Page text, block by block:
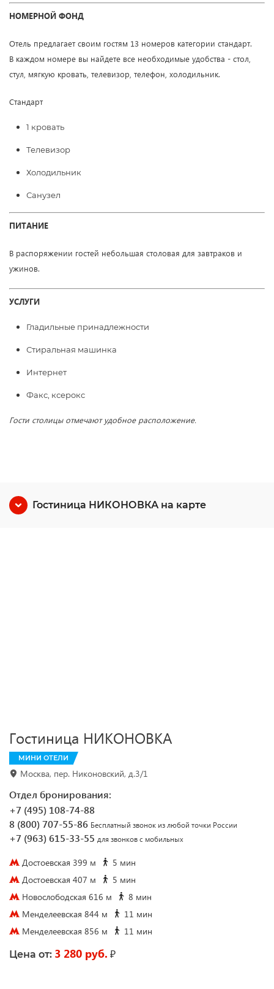
НОМЕРНОЙ ФОНД
Отель предлагает своим гостям 13 номеров категории стандарт.
В каждом номере вы найдете все необходимые удобства - стол,
стул, мягкую кровать, телевизор, телефон, холодильник.
Стандарт
1 кровать
Телевизор
Холодильник
Санузел
ПИТАНИЕ
В распоряжении гостей небольшая столовая для завтраков и
ужинов.
УСЛУГИ
Гладильные принадлежности
Стиральная машинка
Интернет
Факс, ксерокс
Гости столицы отмечают удобное расположение.
Гостиница НИКОНОВКА на карте
Гостиница НИКОНОВКА
МИНИ ОТЕЛИ
Москва, пер. Никоновский, д.3/1
Отдел бронирования:
+7 (495) 108-74-88
8 (800) 707-55-86 Бесплатный звонок из любой точки России
+7 (963) 615-33-55 для звонков с мобильных
Достоевская 399 м
5 мин
Достоевская 407 м
5 мин
Новослободская 616 м
8 мин
Менделеевская 844 м
11 мин
Менделеевская 856 м
11 мин
Цена от: 3 280 руб. ₽